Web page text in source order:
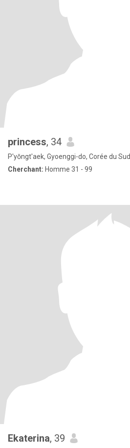
princess, 34
P'yŏngt'aek, Gyoenggi-do, Corée du Sud
Cherchant: Homme 31 - 99
Ekaterina, 39